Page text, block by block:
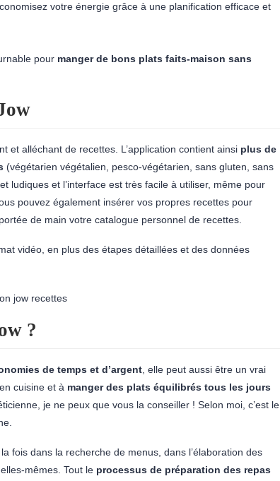
votre énergie grâce à une planification efficace et
pour manger de bons plats faits-maison sans
et alléchant de recettes. L’application contient ainsi plus de
(végétarien végétalien, pesco-végétarien, sans gluten, sans
et l’interface est très facile à utiliser, même pour
pouvez également insérer vos propres recettes pour
de main votre catalogue personnel de recettes.
vidéo, en plus des étapes détaillées et des données
?
de temps et d’argent , elle peut aussi être un vrai
cuisine et à manger des plats équilibrés tous les jours
je ne peux que vous la conseiller ! Selon moi, c’est le
fois dans la recherche de menus, dans l’élaboration des
mêmes. Tout le processus de préparation des repas